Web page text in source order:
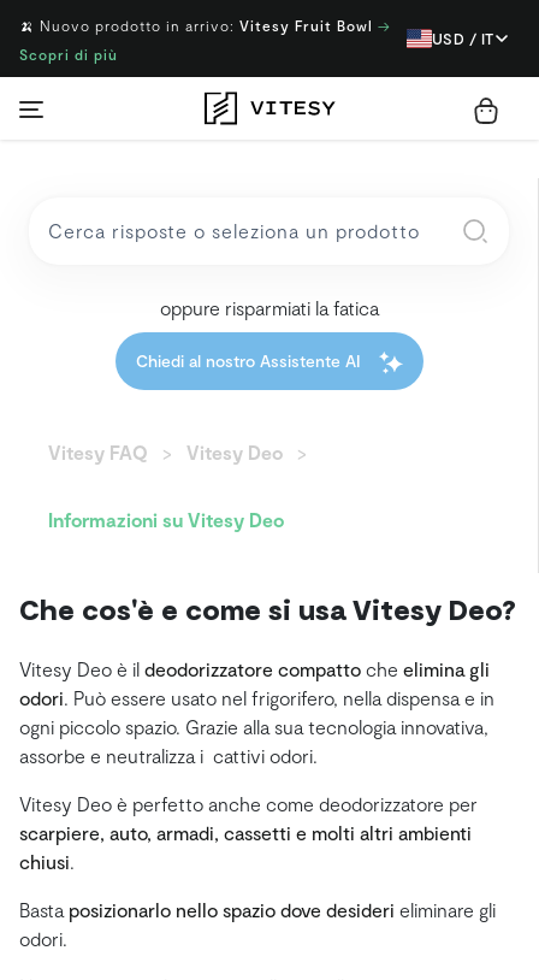
🍌 Nuovo prodotto in arrivo: Vitesy Fruit Bowl →
Scopri di più
USD / IT
oppure risparmiati la fatica
Chiedi al nostro Assistente AI
Vitesy FAQ Vitesy Deo
Informazioni su Vitesy Deo
Che cos'è e come si usa Vitesy Deo?
Vitesy Deo è il deodorizzatore compatto che elimina gli
odori. Può essere usato nel frigorifero, nella dispensa e in
ogni piccolo spazio. Grazie alla sua tecnologia innovativa,
assorbe e neutralizza i cattivi odori.
Vitesy Deo è perfetto anche come deodorizzatore per
scarpiere, auto, armadi, cassetti e molti altri ambienti
chiusi.
Basta posizionarlo nello spazio dove desideri eliminare gli
odori.